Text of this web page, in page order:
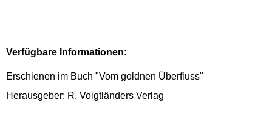
Verfügbare Informationen:
Erschienen im Buch "Vom goldnen Überfluss"
Herausgeber: R. Voigtländers Verlag